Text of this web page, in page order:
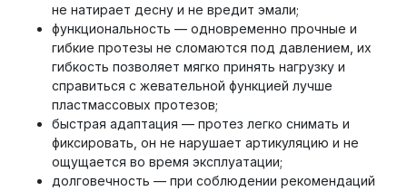
не натирает десну и не вредит эмали;
функциональность — одновременно прочные и
гибкие протезы не сломаются под давлением, их
гибкость позволяет мягко принять нагрузку и
справиться с жевательной функцией лучше
пластмассовых протезов;
быстрая адаптация — протез легко снимать и
фиксировать, он не нарушает артикуляцию и не
ощущается во время эксплуатации;
долговечность — при соблюдении рекомендаций